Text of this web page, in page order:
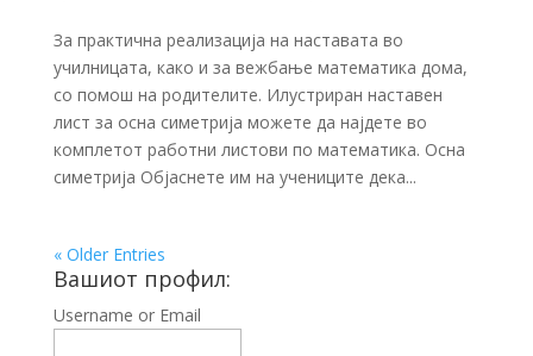
За практична реализација на наставата во
училницата, како и за вежбање математика дома,
со помош на родителите. Илустриран наставен
лист за осна симетрија можете да најдете во
комплетот работни листови по математика. Осна
симетрија Објаснете им на учениците дека...
« Older Entries
Вашиот профил:
Username or Email